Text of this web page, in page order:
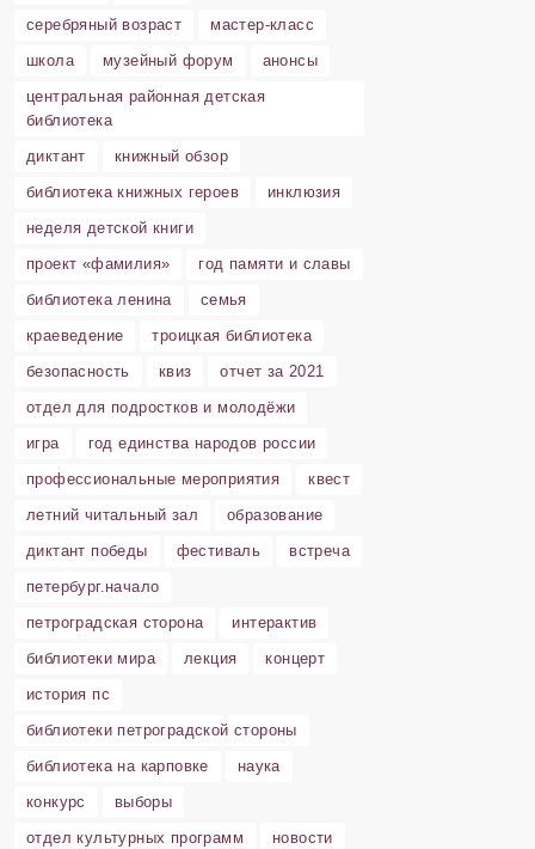
серебряный возраст
мастер-класс
школа
музейный форум
анонсы
центральная районная детская
библиотека
диктант
книжный обзор
библиотека книжных героев
инклюзия
неделя детской книги
проект «фамилия»
год памяти и славы
библиотека ленина
семья
краеведение
троицкая библиотека
безопасность
квиз
отчет за 2021
отдел для подростков и молодёжи
игра
год единства народов россии
профессиональные мероприятия
квест
летний читальный зал
образование
диктант победы
фестиваль
встреча
петербург.начало
петроградская сторона
интерактив
библиотеки мира
лекция
концерт
история пс
библиотеки петроградской стороны
библиотека на карповке
наука
конкурс
выборы
отдел культурных программ
новости